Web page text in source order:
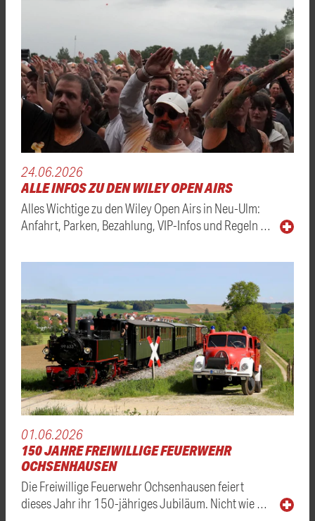
24.06.2026
ALLE INFOS ZU DEN WILEY OPEN AIRS
Alles Wichtige zu den Wiley Open Airs in Neu-Ulm:
Anfahrt, Parken, Bezahlung, VIP-Infos und Regeln …
01.06.2026
150 JAHRE FREIWILLIGE FEUERWEHR
OCHSENHAUSEN
Die Freiwillige Feuerwehr Ochsenhausen feiert
dieses Jahr ihr 150-jähriges Jubiläum. Nicht wie …